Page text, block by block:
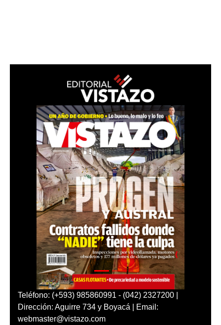
Teléfono: (+593) 985860991 - (042) 2327200 |
Dirección: Aguirre 734 y Boyacá | Email:
webmaster@vistazo.com